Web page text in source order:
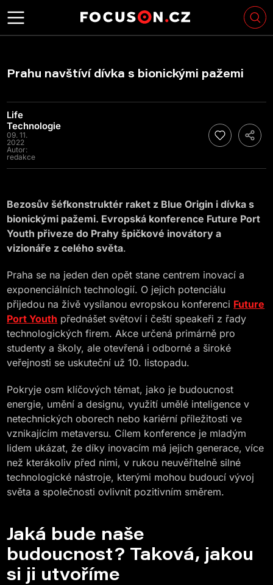
Prahu navštíví dívka s bionickými pažemi
Life
Technologie
09. 11.
2022
Autor:
redakce
Bezosův šéfkonstruktér raket z Blue Origin i dívka s
bionickými pažemi. Evropská konference Future Port
Youth přiveze do Prahy špičkové inovátory a
vizionáře z celého světa.
Praha se na jeden den opět stane centrem inovací a
exponenciálních technologií. O jejich potenciálu
přijedou na živě vysílanou evropskou konferenci Future
Port Youth přednášet světoví i čeští speakeři z řady
technologických firem. Akce určená primárně pro
studenty a školy, ale otevřená i odborné a široké
veřejnosti se uskuteční už 10. listopadu.
Pokryje osm klíčových témat, jako je budoucnost
energie, umění a designu, využití umělé inteligence v
netechnických oborech nebo kariérní příležitosti ve
vznikajícím metaversu. Cílem konference je mladým
lidem ukázat, že díky inovacím má jejich generace, více
než kterákoliv před nimi, v rukou neuvěřitelně silné
technologické nástroje, kterými mohou budoucí vývoj
světa a společnosti ovlivnit pozitivním směrem.
Jaká bude naše
budoucnost? Taková, jakou
si ji utvoříme